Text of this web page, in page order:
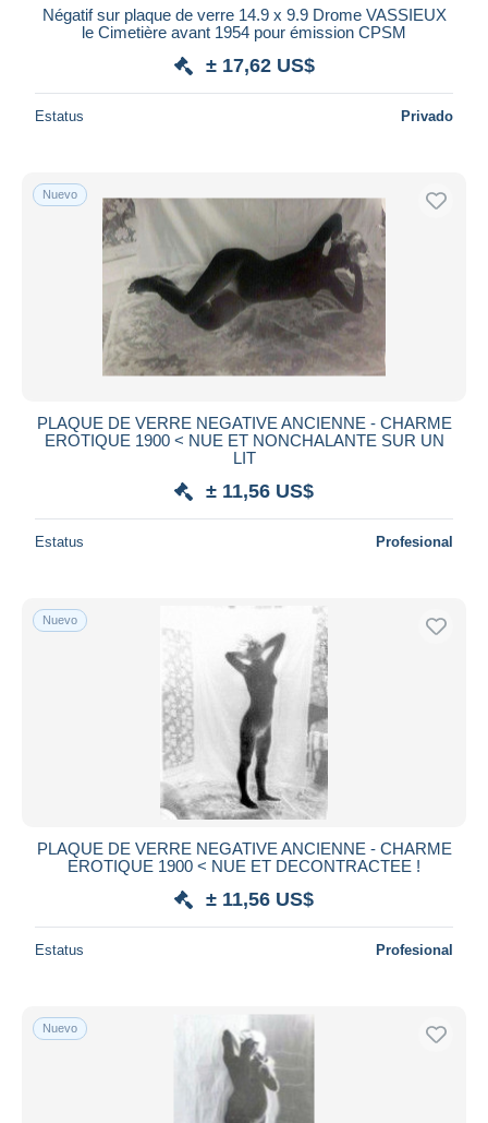
Négatif sur plaque de verre 14.9 x 9.9 Drome VASSIEUX
le Cimetière avant 1954 pour émission CPSM
± 17,62 US$
Estatus Privado
Nuevo
PLAQUE DE VERRE NEGATIVE ANCIENNE - CHARME
EROTIQUE 1900 < NUE ET NONCHALANTE SUR UN
LIT
± 11,56 US$
Estatus Profesional
Nuevo
PLAQUE DE VERRE NEGATIVE ANCIENNE - CHARME
EROTIQUE 1900 < NUE ET DECONTRACTEE !
± 11,56 US$
Estatus Profesional
Nuevo